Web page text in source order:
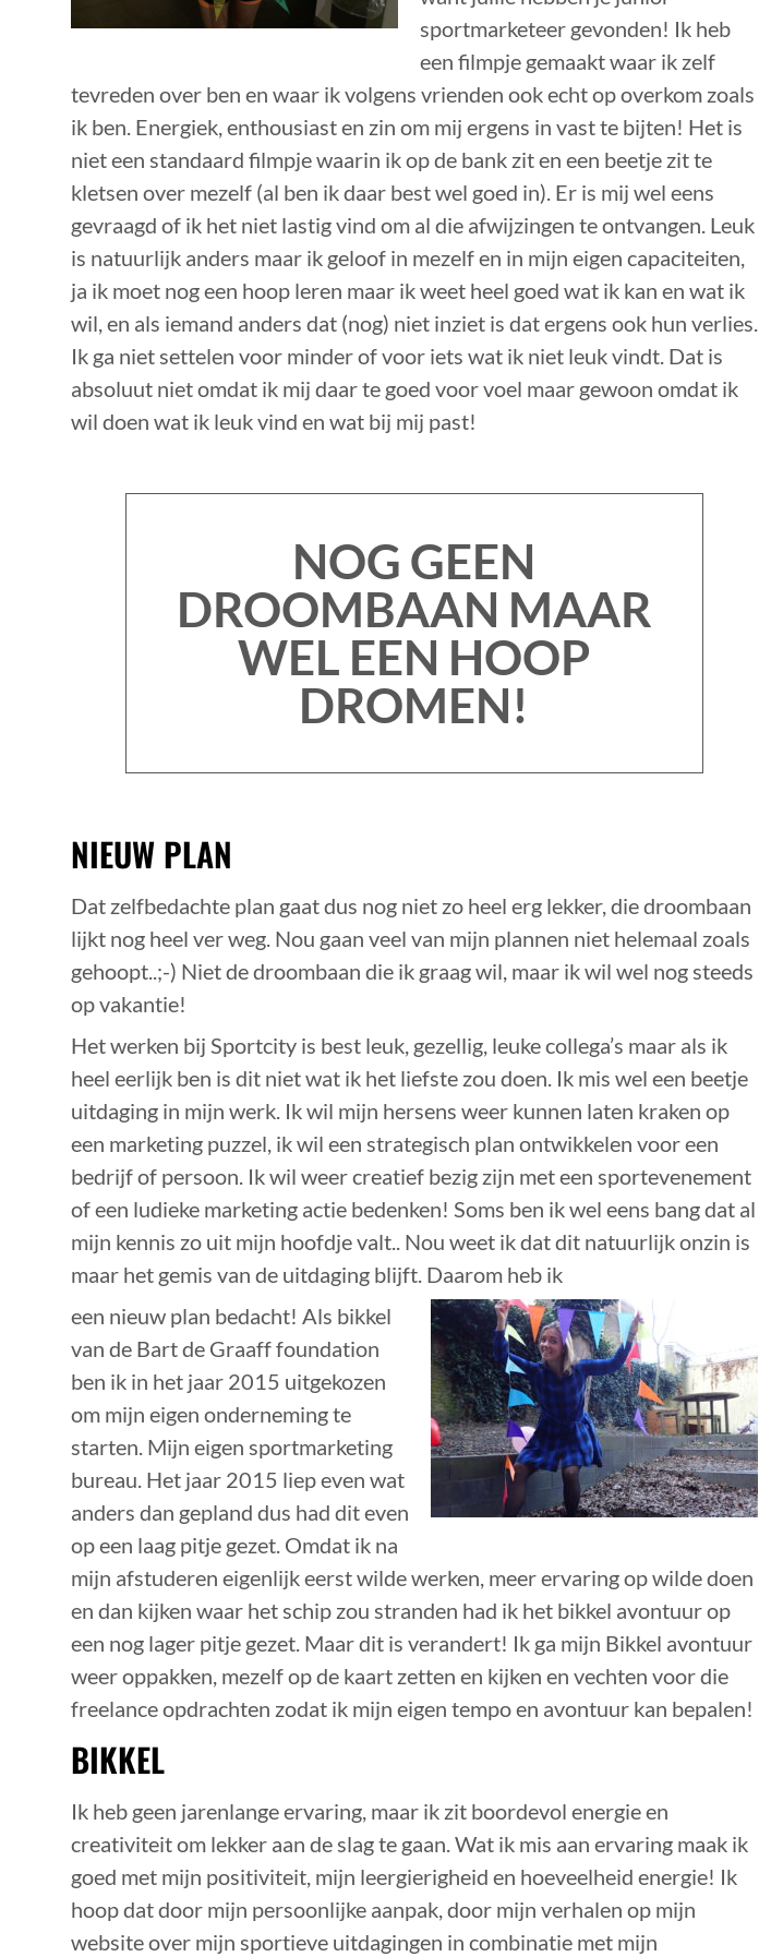
sportmarketeer gevonden! Ik heb
een filmpje gemaakt waar ik zelf
tevreden over ben en waar ik volgens vrienden ook echt op overkom zoals
ik ben. Energiek, enthousiast en zin om mij ergens in vast te bijten! Het is
niet een standaard filmpje waarin ik op de bank zit en een beetje zit te
kletsen over mezelf (al ben ik daar best wel goed in). Er is mij wel eens
gevraagd of ik het niet lastig vind om al die afwijzingen te ontvangen. Leuk
is natuurlijk anders maar ik geloof in mezelf en in mijn eigen capaciteiten,
ja ik moet nog een hoop leren maar ik weet heel goed wat ik kan en wat ik
wil, en als iemand anders dat (nog) niet inziet is dat ergens ook hun verlies.
Ik ga niet settelen voor minder of voor iets wat ik niet leuk vindt. Dat is
absoluut niet omdat ik mij daar te goed voor voel maar gewoon omdat ik
wil doen wat ik leuk vind en wat bij mij past!
NOG GEEN
DROOMBAAN MAAR
WEL EEN HOOP
DROMEN!
NIEUW PLAN
Dat zelfbedachte plan gaat dus nog niet zo heel erg lekker, die droombaan
lijkt nog heel ver weg. Nou gaan veel van mijn plannen niet helemaal zoals
gehoopt..;-) Niet de droombaan die ik graag wil, maar ik wil wel nog steeds
op vakantie!
Het werken bij Sportcity is best leuk, gezellig, leuke collega’s maar als ik
heel eerlijk ben is dit niet wat ik het liefste zou doen. Ik mis wel een beetje
uitdaging in mijn werk. Ik wil mijn hersens weer kunnen laten kraken op
een marketing puzzel, ik wil een strategisch plan ontwikkelen voor een
bedrijf of persoon. Ik wil weer creatief bezig zijn met een sportevenement
of een ludieke marketing actie bedenken! Soms ben ik wel eens bang dat al
mijn kennis zo uit mijn hoofdje valt.. Nou weet ik dat dit natuurlijk onzin is
maar het gemis van de uitdaging blijft. Daarom heb ik
een nieuw plan bedacht! Als bikkel
van de Bart de Graaff foundation
ben ik in het jaar 2015 uitgekozen
om mijn eigen onderneming te
starten. Mijn eigen sportmarketing
bureau. Het jaar 2015 liep even wat
anders dan gepland dus had dit even
op een laag pitje gezet. Omdat ik na
mijn afstuderen eigenlijk eerst wilde werken, meer ervaring op wilde doen
en dan kijken waar het schip zou stranden had ik het bikkel avontuur op
een nog lager pitje gezet. Maar dit is verandert! Ik ga mijn Bikkel avontuur
weer oppakken, mezelf op de kaart zetten en kijken en vechten voor die
freelance opdrachten zodat ik mijn eigen tempo en avontuur kan bepalen!
BIKKEL
Ik heb geen jarenlange ervaring, maar ik zit boordevol energie en
creativiteit om lekker aan de slag te gaan. Wat ik mis aan ervaring maak ik
goed met mijn positiviteit, mijn leergierigheid en hoeveelheid energie! Ik
hoop dat door mijn persoonlijke aanpak, door mijn verhalen op mijn
website over mijn sportieve uitdagingen in combinatie met mijn